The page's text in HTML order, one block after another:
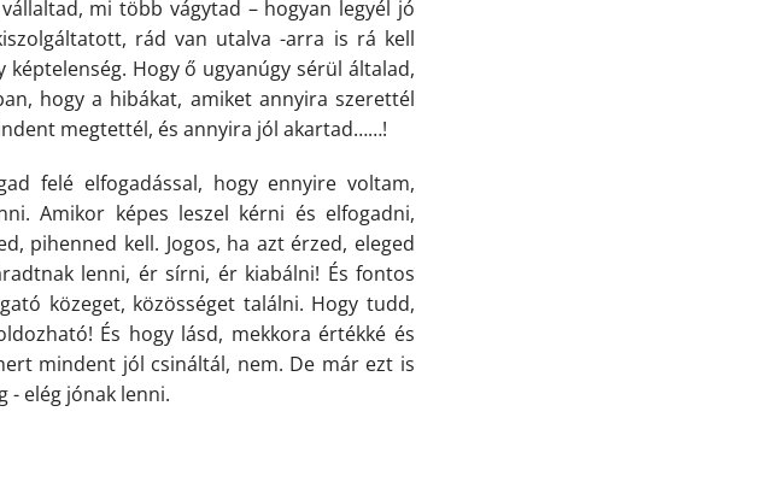
mi több vágytad – hogyan legyél jó
rád van utalva -arra is rá kell
Hogy ő ugyanúgy sérül általad,
hogy a hibákat, amiket annyira szerettél
megtettél, és annyira jól akartad……!
felé elfogadással, hogy ennyire voltam,
Amikor képes leszel kérni és elfogadni,
pihenned kell. Jogos, ha azt érzed, eleged
lenni, ér sírni, ér kiabálni! És fontos
közeget, közösséget találni. Hogy tudd,
És hogy lásd, mekkora értékké és
mindent jól csináltál, nem. De már ezt is
- elég jónak lenni.